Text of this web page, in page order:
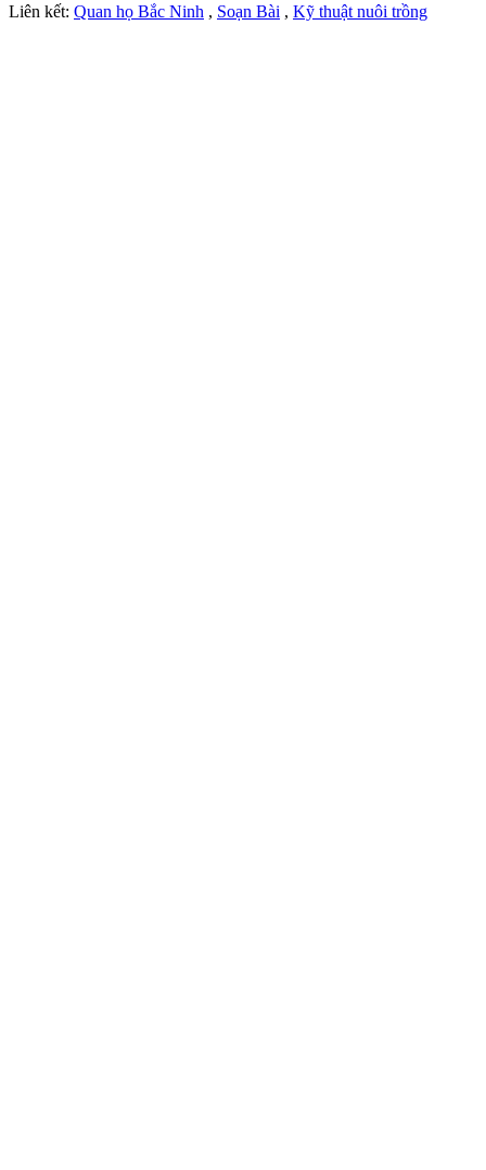
Liên kết: Quan họ Bắc Ninh , Soạn Bài , Kỹ thuật nuôi trồng